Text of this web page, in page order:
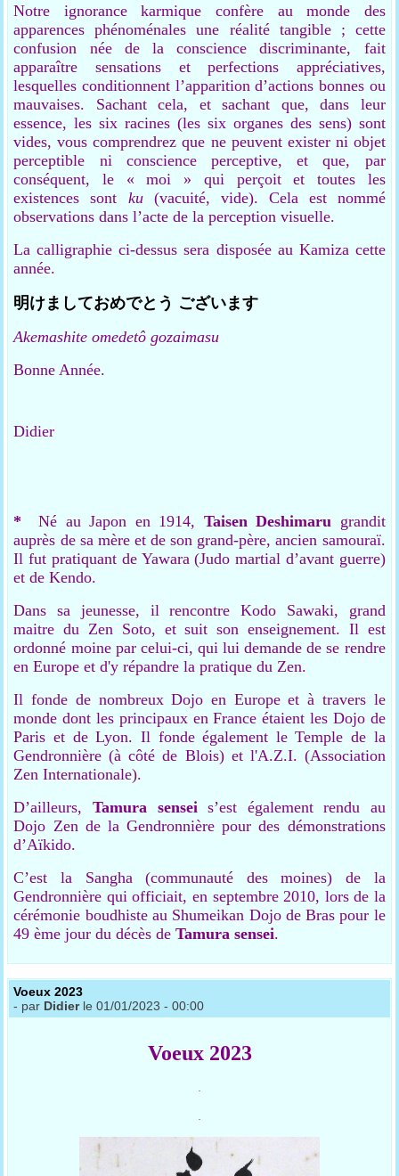
Notre ignorance karmique confère au monde des
apparences phénoménales une réalité tangible ; cette
confusion née de la conscience discriminante, fait
apparaître sensations et perfections appréciatives,
lesquelles conditionnent l’apparition d’actions bonnes ou
mauvaises. Sachant cela, et sachant que, dans leur
essence, les six racines (les six organes des sens) sont
vides, vous comprendrez que ne peuvent exister ni objet
perceptible ni conscience perceptive, et que, par
conséquent, le « moi » qui perçoit et toutes les
existences sont ku(vacuité, vide). Cela est nommé
observations dans l’acte de la perception visuelle.
La calligraphie ci-dessus sera disposée au Kamiza cette
année.
明けましておめでとう ございます
Akemashite omedetô gozaimasu
Bonne Année.
Didier
* Né au Japon en 1914, Taisen Deshimaru grandit
auprès de sa mère et de son grand-père, ancien samouraï.
Il fut pratiquant de Yawara (Judo martial d’avant guerre)
et de Kendo.
Dans sa jeunesse, il rencontre Kodo Sawaki, grand
maitre du Zen Soto, et suit son enseignement. Il est
ordonné moine par celui-ci, qui lui demande de se rendre
en Europe et d'y répandre la pratique du Zen.
Il fonde de nombreux Dojo en Europe et à travers le
monde dont les principaux en France étaient les Dojo de
Paris et de Lyon. Il fonde également le Temple de la
Gendronnière (à côté de Blois) et l'A.Z.I. (Association
Zen Internationale).
D’ailleurs, Tamura sensei s’est également rendu au
Dojo Zen de la Gendronnière pour des démonstrations
d’Aïkido.
C’est la Sangha (communauté des moines) de la
Gendronnière qui officiait, en septembre 2010, lors de la
cérémonie boudhiste au Shumeikan Dojo de Bras pour le
49 ème jour du décès deTamura sensei.
Voeux 2023
- par Didierle 01/01/2023 - 00:00
Voeux 2023